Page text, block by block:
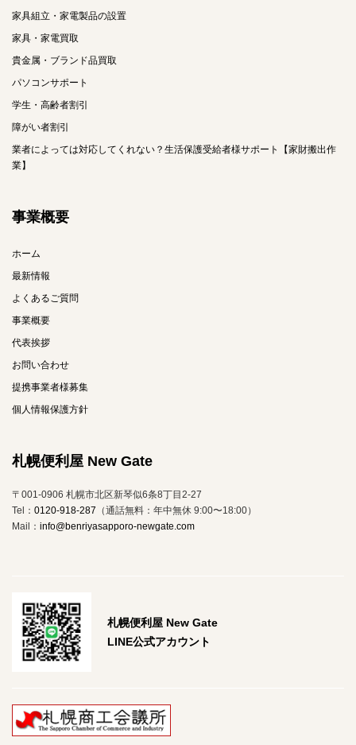
家具組立・家電製品の設置
家具・家電買取
貴金属・ブランド品買取
パソコンサポート
学生・高齢者割引
障がい者割引
業者によっては対応してくれない？生活保護受給者様サポート【家財搬出作
業】
事業概要
ホーム
最新情報
よくあるご質問
事業概要
代表挨拶
お問い合わせ
提携事業者様募集
個人情報保護方針
札幌便利屋 New Gate
〒001-0906 札幌市北区新琴似6条8丁目2-27
Tel： 0120-918-287 （通話無料：年中無休 9:00〜18:00）
Mail： info@benriyasapporo-newgate.com
札幌便利屋 New Gate
LINE公式アカウント